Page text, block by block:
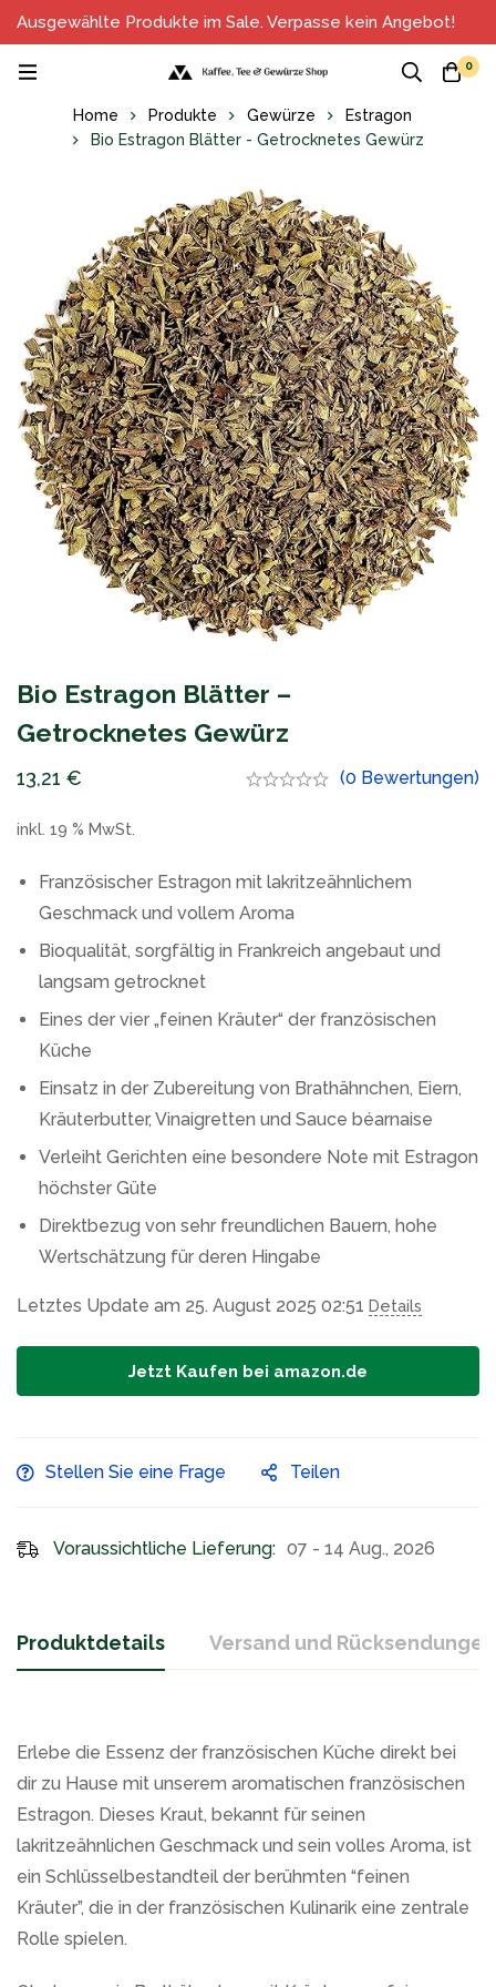
Ausgewählte Produkte im Sale. Verpasse kein Angebot!
0
Home Produkte Gewürze
Estragon
Bio Estragon Blätter - Getrocknetes Gewürz
Bio Estragon Blätter –
Getrocknetes Gewürz
13,21 € (0 Bewertungen)
inkl. 19 % MwSt.
Französischer Estragon mit lakritzeähnlichem
Geschmack und vollem Aroma
Bioqualität, sorgfältig in Frankreich angebaut und
langsam getrocknet
Eines der vier „feinen Kräuter“ der französischen
Küche
Einsatz in der Zubereitung von Brathähnchen, Eiern,
Kräuterbutter, Vinaigretten und Sauce béarnaise
Verleiht Gerichten eine besondere Note mit Estragon
höchster Güte
Direktbezug von sehr freundlichen Bauern, hohe
Wertschätzung für deren Hingabe
Letztes Update am 25. August 2025 02:51 Details
Jetzt Kaufen bei amazon.de
Stellen Sie eine Frage Teilen
Voraussichtliche Lieferung: 07 - 14 Aug., 2026
Produktdetails Versand und Rücksendungen
Erlebe die Essenz der französischen Küche direkt bei
dir zu Hause mit unserem aromatischen französischen
Estragon. Dieses Kraut, bekannt für seinen
lakritzeähnlichen Geschmack und sein volles Aroma, ist
ein Schlüsselbestandteil der berühmten “feinen
Kräuter”, die in der französischen Kulinarik eine zentrale
Rolle spielen.